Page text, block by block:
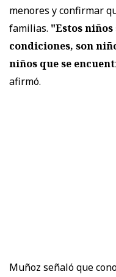
menores y confirmar
familias. "Estos
condiciones, son
niños que se
afirmó.
Muñoz señaló que